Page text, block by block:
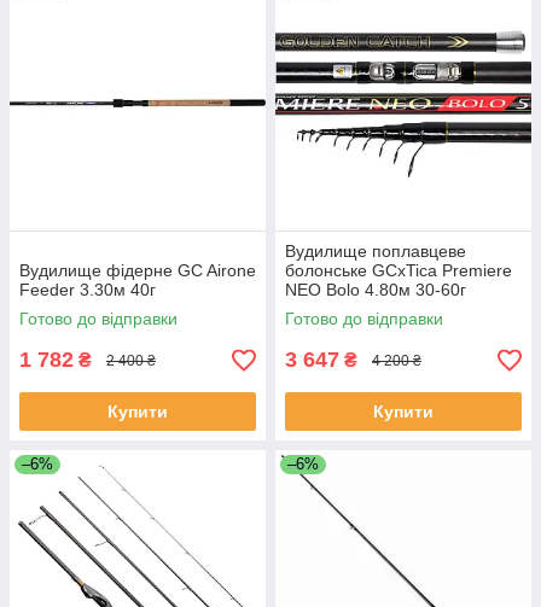
Вудилище фідерне GC Airone
Feeder 3.30м 40г
Готово до відправки
1 782 ₴ 2 400 ₴
Купити
Вудилище поплавцеве
болонське GCxTica Premiere
NEO Bolo 4.80м 30-60г
Готово до відправки
3 647 ₴ 4 200 ₴
Купити
–6% –6%